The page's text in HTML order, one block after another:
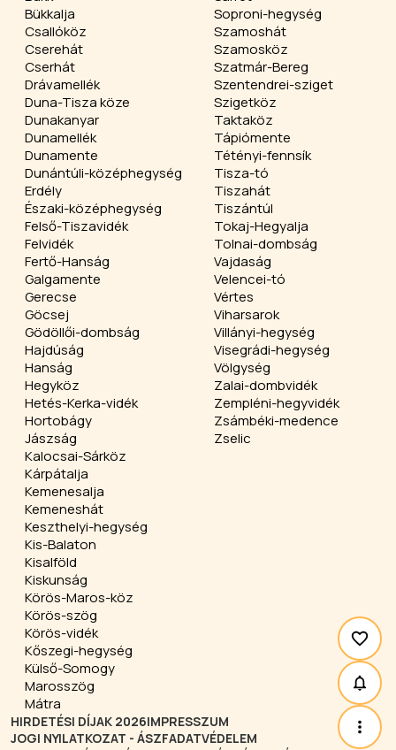
Bükkalja
Csallóköz
Cserehát
Cserhát
Drávamellék
Duna-Tisza köze
Dunakanyar
Dunamellék
Dunamente
Dunántúli-középhegység
Erdély
Északi-középhegység
Felső-Tiszavidék
Felvidék
Fertő-Hanság
Galgamente
Gerecse
Göcsej
Gödöllői-dombság
Hajdúság
Hanság
Hegyköz
Hetés-Kerka-vidék
Hortobágy
Jászság
Kalocsai-Sárköz
Kárpátalja
Kemenesalja
Kemeneshát
Keszthelyi-hegység
Kis-Balaton
Kisalföld
Kiskunság
Körös-Maros-köz
Körös-szög
Körös-vidék
Kőszegi-hegység
Külső-Somogy
Marosszög
Mátra
Soproni-hegység
Szamoshát
Szamosköz
Szatmár-Bereg
Szentendrei-sziget
Szigetköz
Taktaköz
Tápiómente
Tétényi-fennsík
Tisza-tó
Tiszahát
Tiszántúl
Tokaj-Hegyalja
Tolnai-dombság
Vajdaság
Velencei-tó
Vértes
Viharsarok
Villányi-hegység
Visegrádi-hegység
Völgység
Zalai-dombvidék
Zempléni-hegyvidék
Zsámbéki-medence
Zselic
HIRDETÉSI DÍJAK 2026IMPRESSZUM
JOGI NYILATKOZAT - ÁSZFADATVÉDELEM